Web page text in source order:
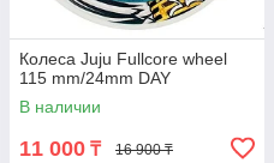
Колеса Juju Fullcore wheel
115 mm/24mm DAY
В наличии
11 000 ₸ 16 900 ₸